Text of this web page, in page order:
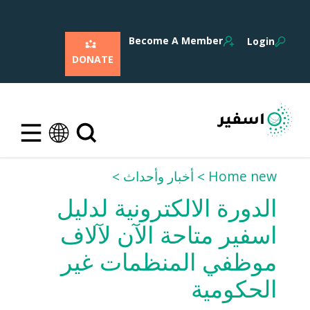
Login
Become A Member
DONATE
Home new أخبار وأحداث
الدورة الالكترونية لدليل
اسفير متاحة الآن لآلاف
موظفي المنظمات غير
الحكومية